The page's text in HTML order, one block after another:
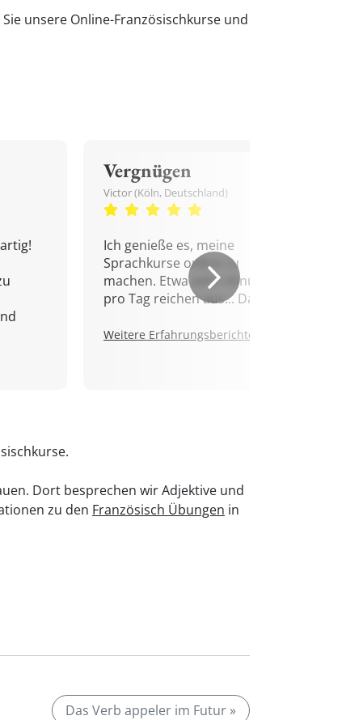
unsere Online-Französischkurse und
Vergnügen
Victor (Köln, Deutschland)
Ich genieße es, meine
Sprachkurse online zu
machen. Etwa zehn Minuten
pro Tag reichen aus... Danke!
Weitere Erfahrungsberichte.
Dort besprechen wir Adjektive und
zu den Französisch Übungen in
Das Verb appeler im Futur »